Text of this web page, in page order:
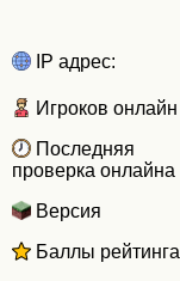
IP адрес:
Игроков онлайн
Последняя
проверка онлайна
Версия
Баллы рейтинга